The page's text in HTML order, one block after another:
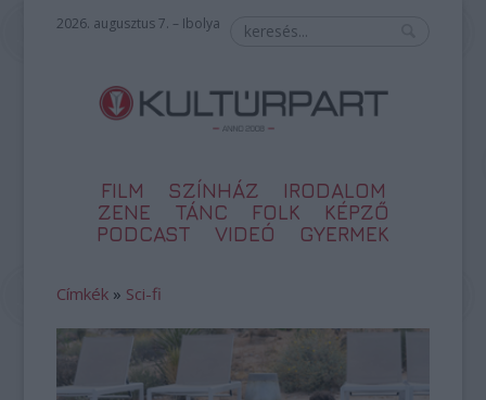
2026. augusztus 7. – Ibolya
FILM SZÍNHÁZ
IRODALOM
ZENE
TÁNC FOLK
KÉPZŐ
PODCAST
VIDEÓ GYERMEK
Címkék » Sci-fi